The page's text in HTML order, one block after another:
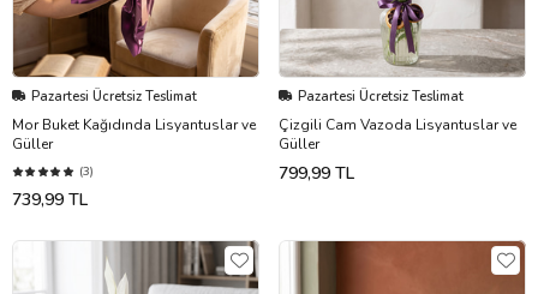
Pazartesi Ücretsiz Teslimat
Mor Buket Kağıdında Lisyantuslar ve
Güller
(3)
739,99 TL
Pazartesi Ücretsiz Teslimat
Çizgili Cam Vazoda Lisyantuslar ve
Güller
799,99 TL